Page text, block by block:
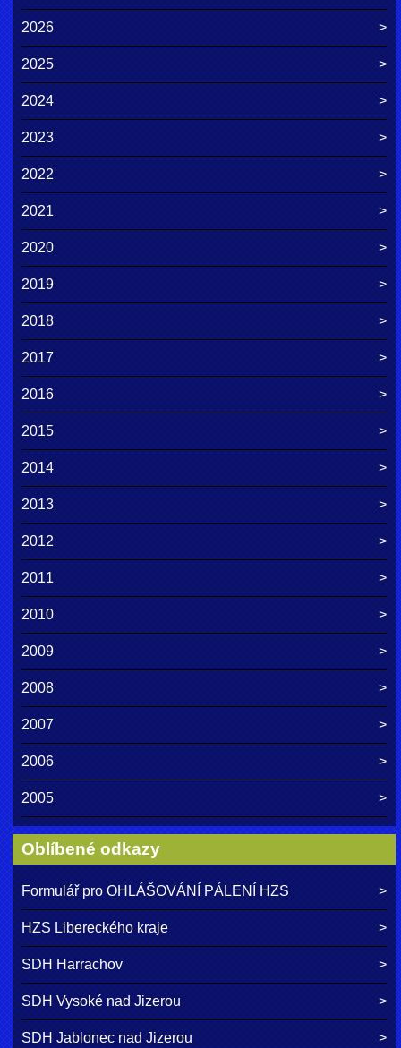
2026
2025
2024
2023
2022
2021
2020
2019
2018
2017
2016
2015
2014
2013
2012
2011
2010
2009
2008
2007
2006
2005
Oblíbené odkazy
Formulář pro OHLÁŠOVÁNÍ PÁLENÍ HZS
HZS Libereckého kraje
SDH Harrachov
SDH Vysoké nad Jizerou
SDH Jablonec nad Jizerou